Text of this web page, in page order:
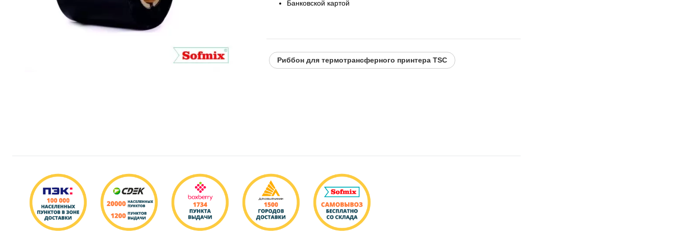
Банковской картой
Риббон для термотрансферного принтера TSC